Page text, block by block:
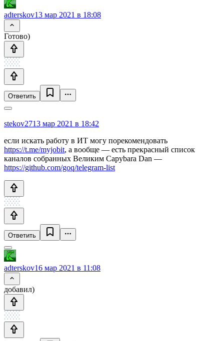
adterskov13 мар 2021 в 18:08
Готово)
Ответить
stekov2713 мар 2021 в 18:42
если искать работу в ИТ могу порекомендовать
https://t.me/myjobit, а вообще — есть прекрасный список
каналов собранных Великим Capybara Dan —
https://github.com/goq/telegram-list
Ответить
adterskov16 мар 2021 в 11:08
добавил)